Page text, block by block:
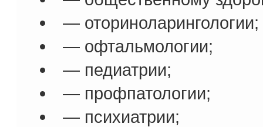
— оториноларингологии;
— офтальмологии;
— педиатрии;
— профпатологии;
— психиатрии;